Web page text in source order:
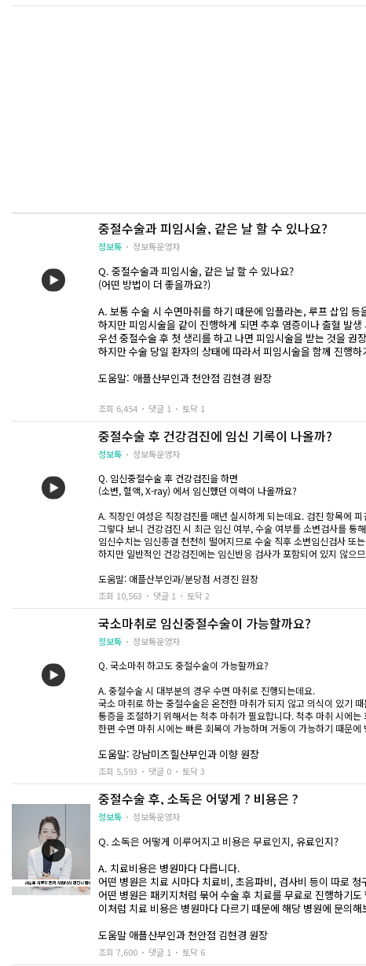
중절수술과 피임시술, 같은 날 할 수 있나요?
정보톡 정보톡운영자
Q. 중절수술과 피임시술, 같은 날 할 수 있나요?
(어떤 방법이 더 좋을까요?)
A. 보통 수술 시 수면마취를 하기 때문에 임플라논, 루프 삽입
하지만 피임시술을 같이 진행하게 되면 추후 염증이나 출혈 발
우선 중절수술 후 첫 생리를 하고 나면 피임시술을 받는 것을 권
하지만 수술 당일 환자의 상태에 따라서 피임시술을 함께 진행하
도움말: 애플산부인과 천안점 김현경 원장
조회 6,454 댓글 1 토닥 1
중절수술 후 건강검진에 임신 기록이 나올까?
정보톡 정보톡운영자
Q. 임신중절수술 후 건강검진을 하면
(소변, 혈액, X-ray) 에서 임신했던 이력이 나올까요?
A. 직장인 여성은 직장검진를 매년 실시하게 되는데요. 검진 항목에
그렇다 보니 건강검진 시 최근 임신 여부, 수술 여부를 소변검사를 통
임신수치는 임신종결 천천히 떨어지므로 수술 직후 소변임신검사 또
하지만 일반적인 건강검진에는 임신반응 검사가 포함되어 있지 않으
도움말: 애플산부인과/분당점 서경진 원장
조회 10,563 댓글 1 토닥 2
국소마취로 임신중절수술이 가능할까요?
정보톡 정보톡운영자
Q. 국소마취 하고도 중절수술이 가능할까요?
A. 중절수술 시 대부분의 경우 수면 마취로 진행되는데요.
국소 마취로 하는 중절수술은 온전한 마취가 되지 않고 의식이 있기
통증을 조절하기 위해서는 척추 마취가 필요합니다. 척추 마취 시에
한편 수면 마취 시에는 빠른 회복이 가능하며 거동이 가능하기 때문
도움말: 강남미즈힐산부인과 이향 원장
조회 5,593 댓글 0 토닥 3
중절수술 후, 소독은 어떻게 ? 비용은 ?
정보톡 정보톡운영자
Q. 소독은 어떻게 이루어지고 비용은 무료인지, 유료인지?
A. 치료비용은 병원마다 다릅니다.
어떤 병원은 치료 시마다 치료비, 초음파비, 검사비 등이 따로 청
어떤 병원은 패키지처럼 묶어 수술 후 치료를 무료로 진행하기도
이처럼 치료 비용은 병원마다 다르기 때문에 해당 병원에 문의
도움말 애플산부인과 천안점 김현경 원장
조회 7,600 댓글 1 토닥 6